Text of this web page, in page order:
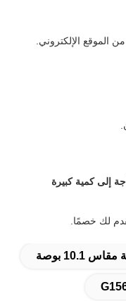
الموقع الإلكتروني.
إلى كمية كبيرة
لك خصمًا.